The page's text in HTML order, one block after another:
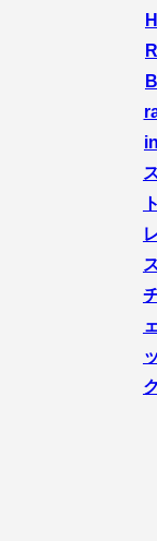
H
R
B